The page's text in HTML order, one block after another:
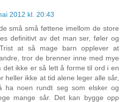
2012 kl. 20:43
små små føttene imellom de store
definitivt av det man ser, føler og
at så mage barn opplever at
tror de brenner inne med mye
det ikke er så lett å forme til ord i en
heller ikke at tid alene leger alle sår,
ha noen rundt seg som elsker og
mange sår. Det kan bygge opp